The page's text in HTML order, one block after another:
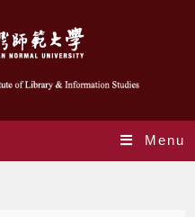
Menu